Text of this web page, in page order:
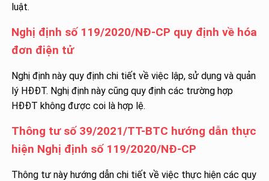
luật.
Nghị định số 119/2020/NĐ-CP quy định về hóa
đơn điện tử
Nghị định này quy định chi tiết về việc lập, sử dụng và quản
lý HĐĐT. Nghị định này cũng quy định các trường hợp
HĐĐT không được coi là hợp lệ.
Thông tư số 39/2021/TT-BTC hướng dẫn thực
hiện Nghị định số 119/2020/NĐ-CP
Thông tư này hướng dẫn chi tiết về việc thực hiện các quy